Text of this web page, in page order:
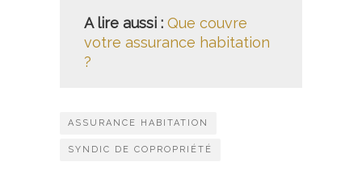
A lire aussi : Que couvre
votre assurance habitation
?
ASSURANCE HABITATION
SYNDIC DE COPROPRIÉTÉ